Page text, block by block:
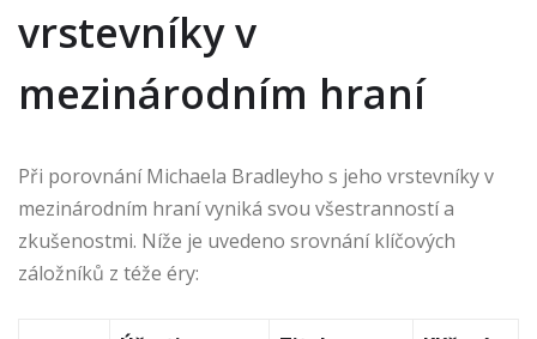
vrstevníky v
mezinárodním hraní
Při porovnání Michaela Bradleyho s jeho vrstevníky v
mezinárodním hraní vyniká svou všestranností a
zkušenostmi. Níže je uvedeno srovnání klíčových
záložníků z téže éry: